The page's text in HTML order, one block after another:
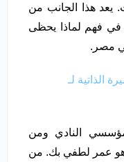
يعد هذا الجانب من
فهم لماذا يحظى
مصر.
الذاتية لـ
النادي ومن
عمر لطفي بك. من